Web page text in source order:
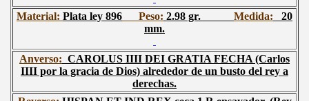
Material: Plata ley 896 Peso: 2.98 gr. Medida:
20
mm.
Anverso: CAROLUS IIII DEI GRATIA FECHA (Carlos
IIII por la gracia de Dios) alrededor de un busto del rey a
derechas.